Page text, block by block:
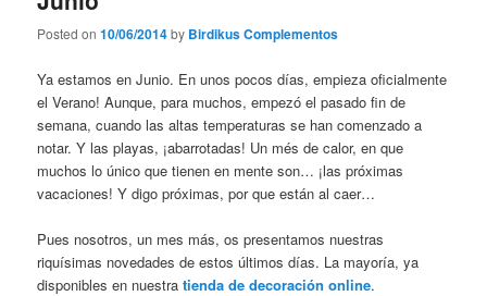
Posted on10/06/2014by Birdikus Complementos
Ya estamos en Junio. En unos pocos días, empieza oficialmente
el Verano! Aunque, para muchos, empezó el pasado fin de
semana, cuando las altas temperaturas se han comenzado a
notar. Y las playas, ¡abarrotadas! Un més de calor, en que
muchos lo único que tienen en mente son… ¡las próximas
vacaciones! Y digo próximas, por que están al caer…
Pues nosotros, un mes más, os presentamos nuestras
riquísimas novedades de estos últimos días. La mayoría, ya
disponibles en nuestratienda de decoración online.